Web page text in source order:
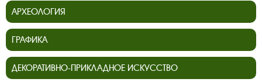
АРХЕОЛОГИЯ
ГРАФИКА
ДЕКОРАТИВНО-ПРИКЛАДНОЕ ИСКУССТВО